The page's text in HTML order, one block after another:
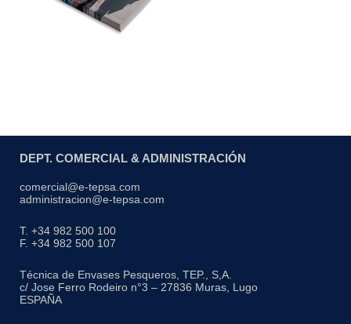
DEPT. COMERCIAL & ADMINISTRACIÓN
comercial@e-tepsa.com
administracion@e-tepsa.com
T. +34 982 500 100
F. +34 982 500 107
Técnica de Envases Pesqueros, TEP., S,A.
c/ Jose Ferro Rodeiro n°3 – 27836 Muras, Lugo
ESPAÑA